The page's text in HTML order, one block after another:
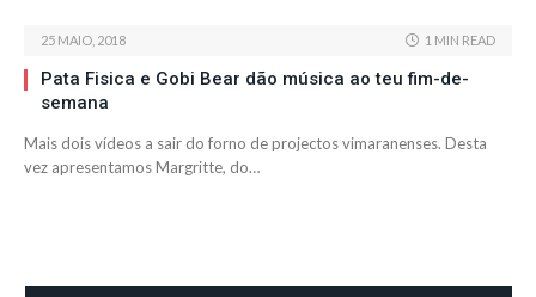
25 MAIO, 2018 1 MIN READ
Pata Fisica e Gobi Bear dão música ao teu fim-de-
semana
Mais dois vídeos a sair do forno de projectos vimaranenses. Desta
vez apresentamos Margritte, do…